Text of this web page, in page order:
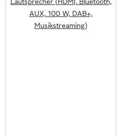
AUX, 100 W, DAB+,
Musikstreaming)